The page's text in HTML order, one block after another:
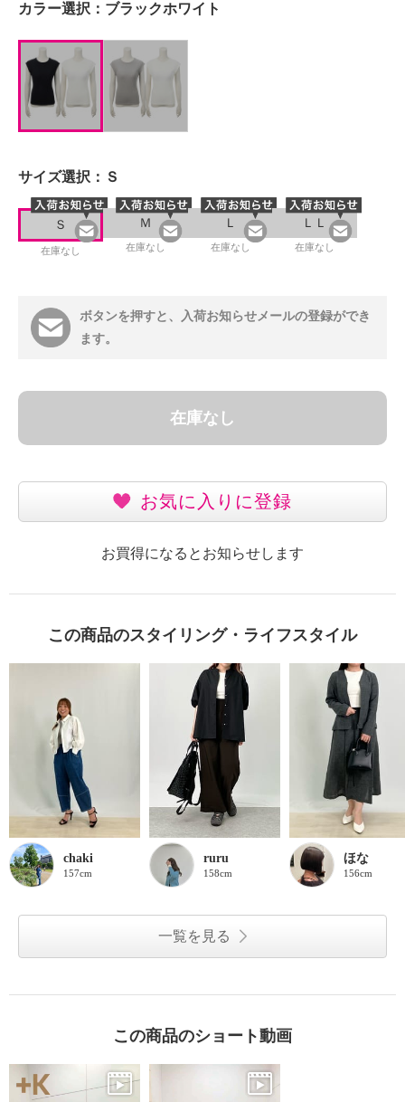
カラー選択： ブラックホワイト
サイズ選択： Ｓ
Ｓ
在庫なし
Ｍ
在庫なし
Ｌ
在庫なし
ＬＬ
在庫なし
ボタンを押すと、入荷お知らせメールの登録ができ
ます。
在庫なし
お気に入りに登録
お買得になるとお知らせします
この商品のスタイリング・ライフスタイル
chaki
157cm
ruru
158cm
ほな
156cm
一覧を見る
この商品のショート動画